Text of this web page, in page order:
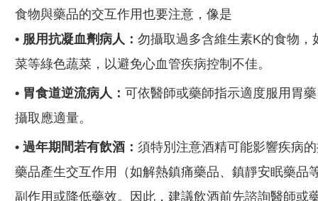
• 高血脂病人：應儘量少吃肥肉及油脂等。
享受美食的同時，須留意均衡飲食，才能吃得開心
又健康。
食物與藥品的交互作用也要注意，像是
• 服用抗凝血劑病人：
勿攝取過多含維生素K的食
物，如長年菜、花椰菜等綠色蔬菜，以避免心血管
疾病控制不佳。